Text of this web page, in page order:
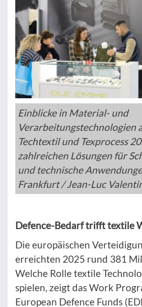
Einblicke in Material- und
Verarbeitungstechnologien
Techtextil und Texprocess
zahlreichen Lösungen für
und technische
Frankfurt / Jean-Luc
Defence-Bedarf trifft textile
Die europäischen
erreichten 2025 rund 381
Welche Rolle textile
spielen, zeigt das Work
European Defence Funds